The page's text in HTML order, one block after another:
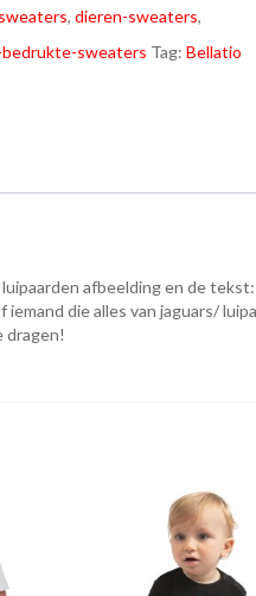
, dieren-sweaters,
sweaters Tag: Bellatio
afbeelding en de tekst:
die alles van jaguars/
dragen!